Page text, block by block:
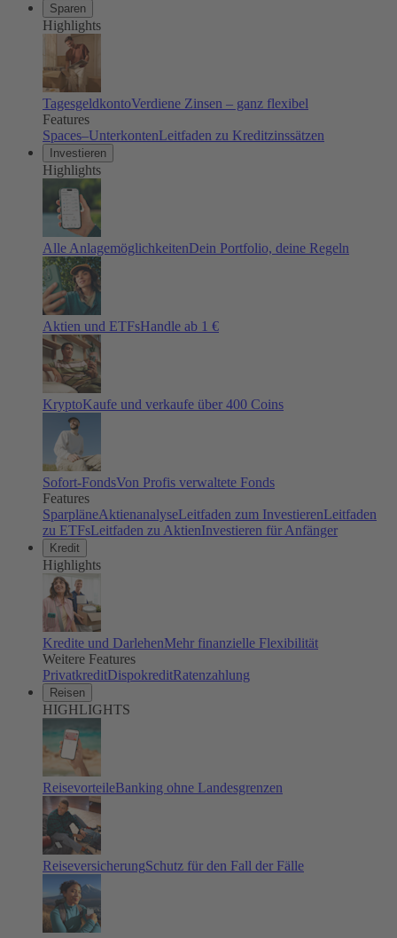
Sparen
Highlights
TagesgeldkontoVerdiene Zinsen – ganz flexibel
Features
Spaces–UnterkontenLeitfaden zu Kreditzinssätzen
Investieren
Highlights
Alle AnlagemöglichkeitenDein Portfolio, deine Regeln
Aktien und ETFsHandle ab 1 €
KryptoKaufe und verkaufe über 400 Coins
Sofort-FondsVon Profis verwaltete Fonds
Features
SparpläneAktienanalyseLeitfaden zum InvestierenLeitfaden
zu ETFsLeitfaden zu AktienInvestieren für Anfänger
Kredit
Highlights
Kredite und DarlehenMehr finanzielle Flexibilität
Weitere Features
PrivatkreditDispokreditRatenzahlung
Reisen
HIGHLIGHTS
ReisevorteileBanking ohne Landesgrenzen
ReiseversicherungSchutz für den Fall der Fälle